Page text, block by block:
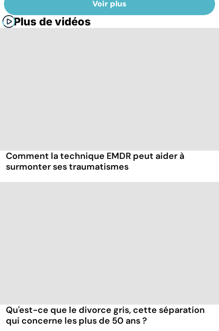
Voir plus
Plus de vidéos
Comment la technique EMDR peut aider à
surmonter ses traumatismes
Qu'est-ce que le divorce gris, cette séparation
qui concerne les plus de 50 ans ?